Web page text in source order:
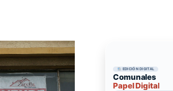
EDICIÓN DIGITAL
Comunales
Papel Digital